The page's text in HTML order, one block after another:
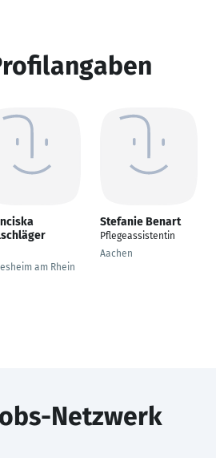
am Rhein
Stefanie Benart
Pflegeassistentin
Aachen
Netzwerk